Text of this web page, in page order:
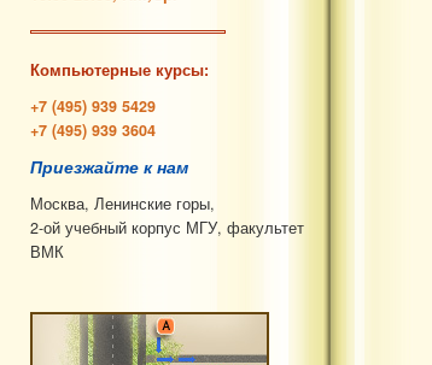
Компьютерные курсы:
+7 (495) 939 5429
+7 (495) 939 3604
Приезжайте к нам
Москва, Ленинские горы,
2-ой учебный корпус МГУ, факультет
ВМК